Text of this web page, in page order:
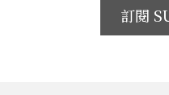
訂閱